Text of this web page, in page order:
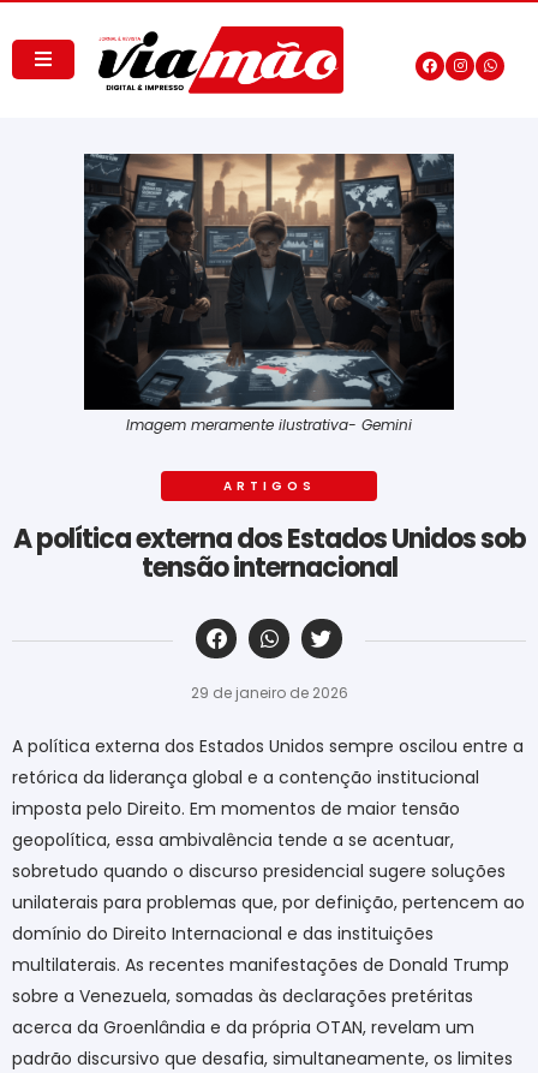
Imagem meramente ilustrativa- Gemini
ARTIGOS
A política externa dos Estados Unidos sob
tensão internacional
‎ ‎ ‎ ‎ ‎ ‎ ‎ ‎ ‎ ‎ ‎ ‎ ‎ ‎ ‎ ‎ ‎ ‎ ‎ ‎ ‎ ‎ ‎ ‎ ‎ ‎ ‎ ‎ ‎ ‎ ‎
29 de janeiro de 2026
A política externa dos Estados Unidos sempre oscilou entre a
retórica da liderança global e a contenção institucional
imposta pelo Direito. Em momentos de maior tensão
geopolítica, essa ambivalência tende a se acentuar,
sobretudo quando o discurso presidencial sugere soluções
unilaterais para problemas que, por definição, pertencem ao
domínio do Direito Internacional e das instituições
multilaterais. As recentes manifestações de Donald Trump
sobre a Venezuela, somadas às declarações pretéritas
acerca da Groenlândia e da própria OTAN, revelam um
padrão discursivo que desafia, simultaneamente, os limites